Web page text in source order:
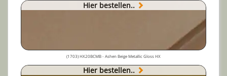
Hier bestellen..
(1703) HX20BCMB - Ashen Beige Metallic Gloss HX
Hier bestellen..